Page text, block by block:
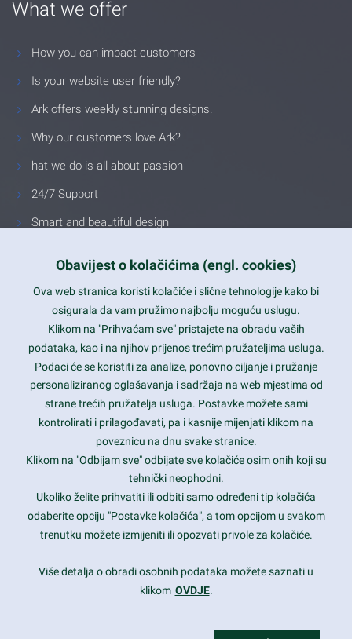
What we offer
How you can impact customers
Is your website user friendly?
Ark offers weekly stunning designs.
Why our customers love Ark?
hat we do is all about passion
24/7 Support
Smart and beautiful design
Latest trends and much more...
Contact Info
1600 Amphitheatre Parkway, Mountain View, CA 94043
prothemes.net@gmail.com
Daily: 9:00 am - 6:00 pm
Sunday: Closed
Copyright 2017FRESHFACE© All Rights Reserved
Obavijest o kolačićima (engl. cookies)
Ova web stranica koristi kolačiće i slične tehnologije kako bi
osigurala da vam pružimo najbolju moguću uslugu.
Klikom na "Prihvaćam sve" pristajete na obradu vaših
podataka, kao i na njihov prijenos trećim pružateljima usluga.
Podaci će se koristiti za analize, ponovno ciljanje i pružanje
personaliziranog oglašavanja i sadržaja na web mjestima od
strane trećih pružatelja usluga. Postavke možete sami
kontrolirati i prilagođavati, pa i kasnije mijenjati klikom na
poveznicu na dnu svake stranice.
Klikom na "Odbijam sve" odbijate sve kolačiće osim onih koji su
tehnički neophodni.
Ukoliko želite prihvatiti ili odbiti samo određeni tip kolačića
odaberite opciju "Postavke kolačića", a tom opcijom u svakom
trenutku možete izmijeniti ili opozvati privole za kolačiće.
Više detalja o obradi osobnih podataka možete saznati u
klikom OVDJE.